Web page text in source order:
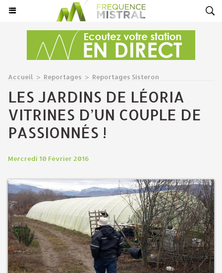
Accueil > Reportages > Reportages Sisteron
LES JARDINS DE LÉORIA
VITRINES D’UN COUPLE DE
PASSIONNÉS !
Mercredi 10 Février 2016